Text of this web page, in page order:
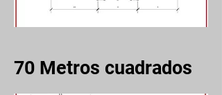
70 Metros cuadrados